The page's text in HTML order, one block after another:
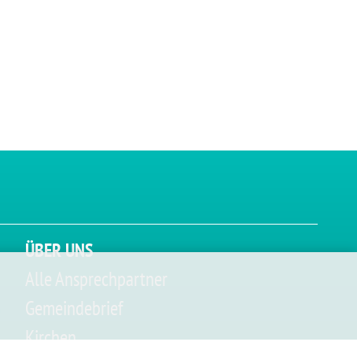
ÜBER UNS
Alle Ansprechpartner
Gemeindebrief
Kirchen